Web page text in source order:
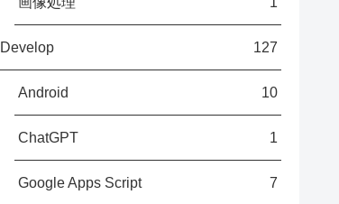
Develop 127
Android 10
ChatGPT 1
Google Apps Script 7